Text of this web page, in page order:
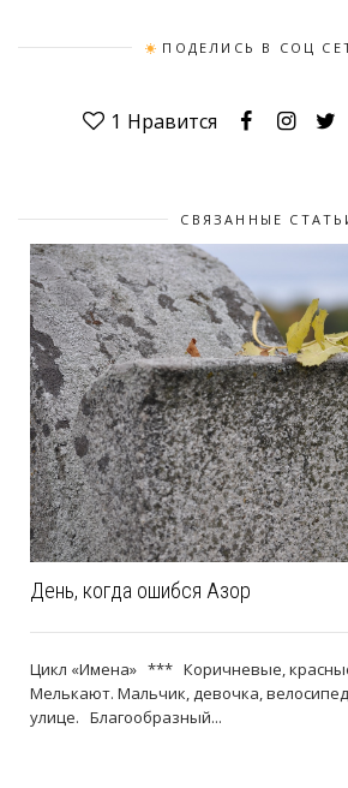
ПОДЕЛИСЬ В СОЦ
1 Нравится
СВЯЗАННЫЕ
День, когда ошибся Азор
Цикл «Имена» *** Коричневые,
Мелькают. Мальчик, девочка,
улице. Благообразный...